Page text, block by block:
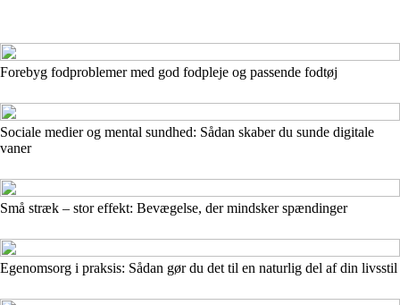
Forebyg fodproblemer med god fodpleje og passende fodtøj
Sociale medier og mental sundhed: Sådan skaber du sunde digitale
vaner
Små stræk – stor effekt: Bevægelse, der mindsker spændinger
Egenomsorg i praksis: Sådan gør du det til en naturlig del af din livsstil